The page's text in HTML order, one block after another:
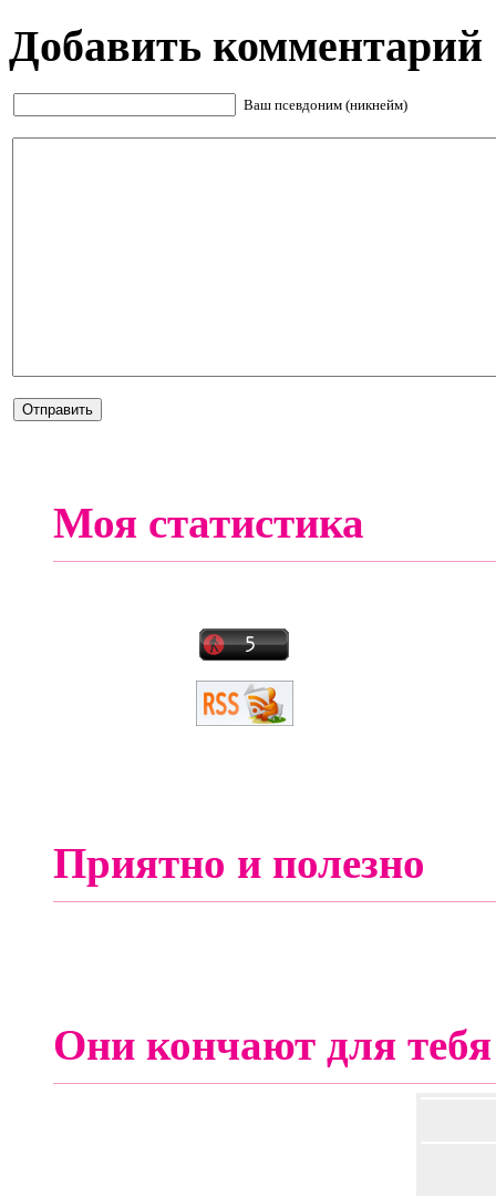
Добавить комментарий
Ваш псевдоним (никнейм)
Моя статистика
Приятно и полезно
Они кончают для тебя